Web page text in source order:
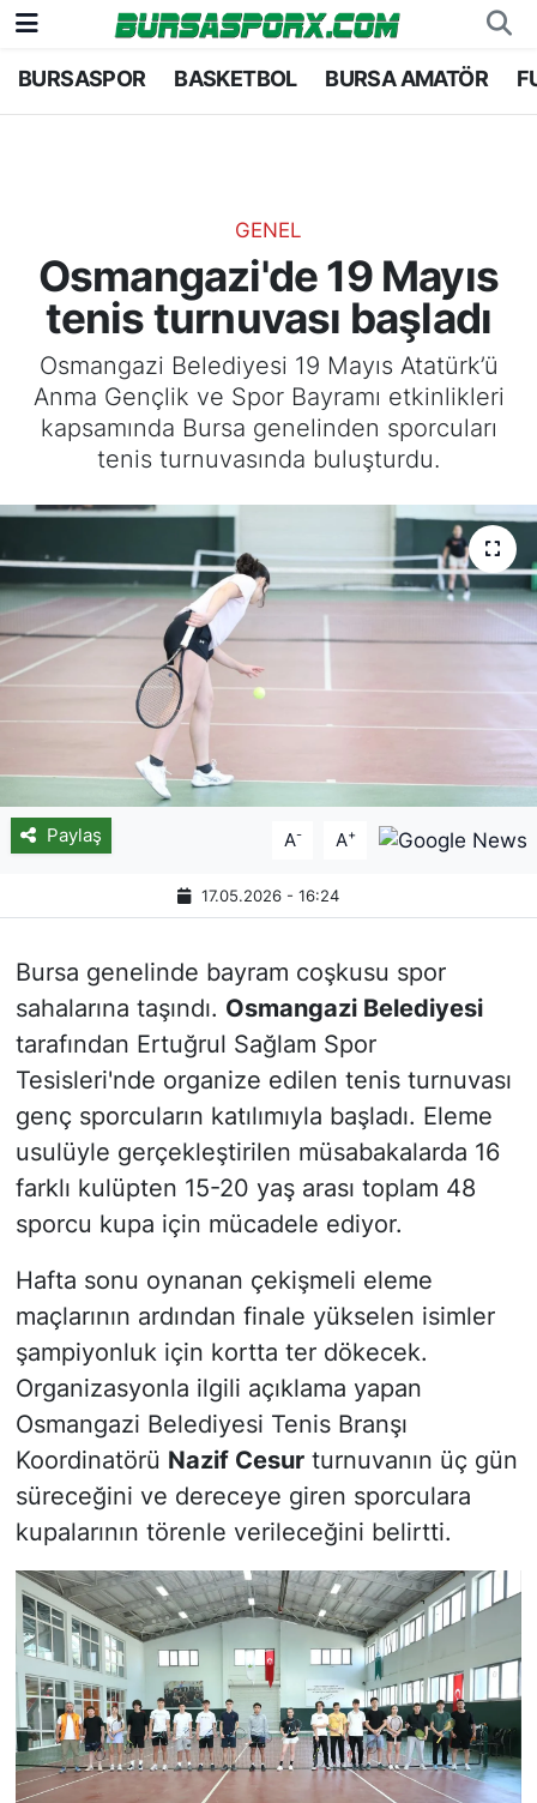
BURSASPOR BASKETBOL BURSA AMATÖR
GENEL
Osmangazi'de 19 Mayıs
tenis turnuvası başladı
Osmangazi Belediyesi 19 Mayıs Atatürk’ü
Anma Gençlik ve Spor Bayramı etkinlikleri
kapsamında Bursa genelinden sporcuları
tenis turnuvasında buluşturdu.
Paylaş A- A+
17.05.2026 - 16:24
Bursa genelinde bayram coşkusu spor
sahalarına taşındı. Osmangazi Belediyesi
tarafından Ertuğrul Sağlam Spor
Tesisleri'nde organize edilen tenis turnuvası
genç sporcuların katılımıyla başladı. Eleme
usulüyle gerçekleştirilen müsabakalarda 16
farklı kulüpten 15-20 yaş arası toplam 48
sporcu kupa için mücadele ediyor.
Hafta sonu oynanan çekişmeli eleme
maçlarının ardından finale yükselen isimler
şampiyonluk için kortta ter dökecek.
Organizasyonla ilgili açıklama yapan
Osmangazi Belediyesi Tenis Branşı
Koordinatörü Nazif Cesurturnuvanın üç gün
süreceğini ve dereceye giren sporculara
kupalarının törenle verileceğini belirtti.
Bursaspor
Bursa Amatör
Hentbol
Voleybol
Genel
Bursa Nöbetçi Eczaneler
Bursa Trafik Yoğunluk Haritası
TFF 1.Lig Puan Durumu ve Fikstür
Tüm Manşetler
Son Dakika Haberleri
Haber Arşivi